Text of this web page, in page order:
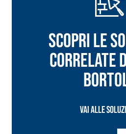
Scopri le
correlate
Vai alle